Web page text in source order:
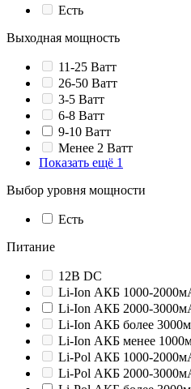
Есть
Выходная мощность
11-25 Ватт
26-50 Ватт
3-5 Ватт
6-8 Ватт
9-10 Ватт
Менее 2 Ватт
Показать ещё 1
Выбор уровня мощности
Есть
Питание
12В DC
Li-Ion АКБ 1000-
Li-Ion АКБ 2000-
Li-Ion АКБ более
Li-Ion АКБ менее
Li-Pol АКБ 1000-
Li-Pol АКБ 2000-